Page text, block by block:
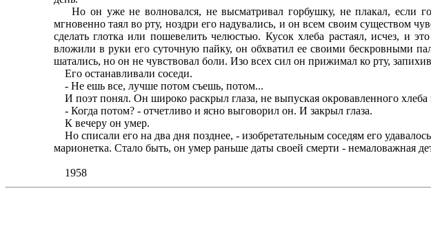
Но он уже не волновался, не высматривал горбушку, не плакал, если
мгновенно таял во рту, ноздри его надувались, и он всем своим существом
сделать глотка или пошевелить челюстью. Кусок хлеба растаял, исчез, и
вложили в руки его суточную пайку, он обхватил ее своими бескровными
шатались, но он не чувствовал боли. Изо всех сил он прижимал ко рту,
Его останавливали соседи.
- Не ешь все, лучше потом съешь, потом...
И поэт понял. Он широко раскрыл глаза, не выпуская окровавленного хлеба
- Когда потом? - отчетливо и ясно выговорил он. И закрыл глаза.
К вечеру он умер.
Но списали его на два дня позднее, - изобретательным соседям его
марионетка. Стало быть, он умер раньше даты своей смерти - немаловажная
1958